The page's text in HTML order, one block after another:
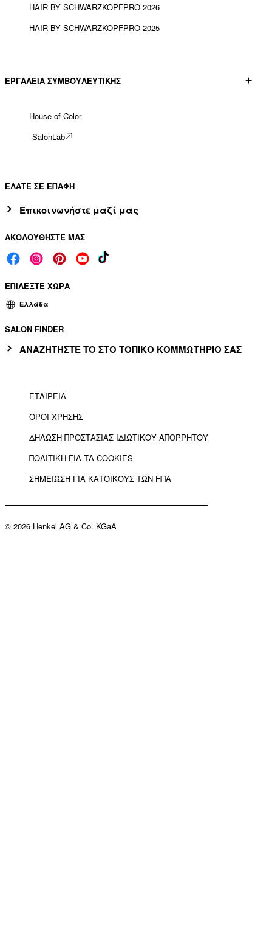
HAIR BY SCHWARZKOPFPRO 2026
HAIR BY SCHWARZKOPFPRO 2025
ΕΡΓΑΛΕΊΑ ΣΥΜΒΟΥΛΕΥΤΙΚΉΣ
House of Color
SalonLab
ΕΛΑΤΕ ΣΕ ΕΠΑΦΗ
Επικοινωνήστε μαζί μας
ΑΚΟΛΟΥΘΗΣΤΕ ΜΑΣ
ΕΠΙΛΕΞΤΕ ΧΩΡΑ
Ελλάδα
SALON FINDER
ΑΝΑΖΗΤΗΣΤΕ ΤΟ ΣΤΟ ΤΟΠΙΚΟ ΚΟΜΜΩΤΗΡΙΟ ΣΑΣ
ΕΤΑΙΡΕΙΑ
ΟΡΟΙ ΧΡΗΣΗΣ
ΔΗΛΩΣΗ ΠΡΟΣΤΑΣΙΑΣ ΙΔΙΩΤΙΚΟΥ ΑΠΟΡΡΗΤΟΥ
ΠΟΛΙΤΙΚΗ ΓΙΑ ΤΑ COOKIES
ΣΗΜΕΙΩΣΗ ΓΙΑ ΚΑΤΟΙΚΟΥΣ ΤΩΝ ΗΠΑ
© 2026 Henkel AG & Co. KGaA